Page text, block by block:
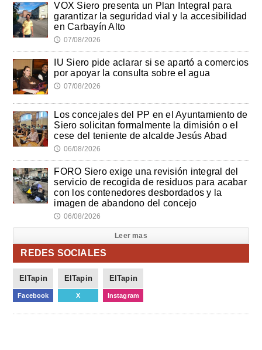
VOX Siero presenta un Plan Integral para
garantizar la seguridad vial y la accesibilidad
en Carbayín Alto
🕔 07/08/2026
IU Siero pide aclarar si se apartó a comercios
por apoyar la consulta sobre el agua
🕔 07/08/2026
Los concejales del PP en el Ayuntamiento de
Siero solicitan formalmente la dimisión o el
cese del teniente de alcalde Jesús Abad
🕔 06/08/2026
FORO Siero exige una revisión integral del
servicio de recogida de residuos para acabar
con los contenedores desbordados y la
imagen de abandono del concejo
🕔 06/08/2026
Leer mas
REDES SOCIALES
ElTapin
Facebook
ElTapin
X
ElTapin
Instagram